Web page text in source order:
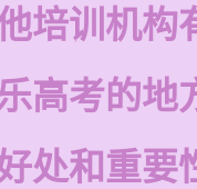
培训机构
高考的地
处和重要